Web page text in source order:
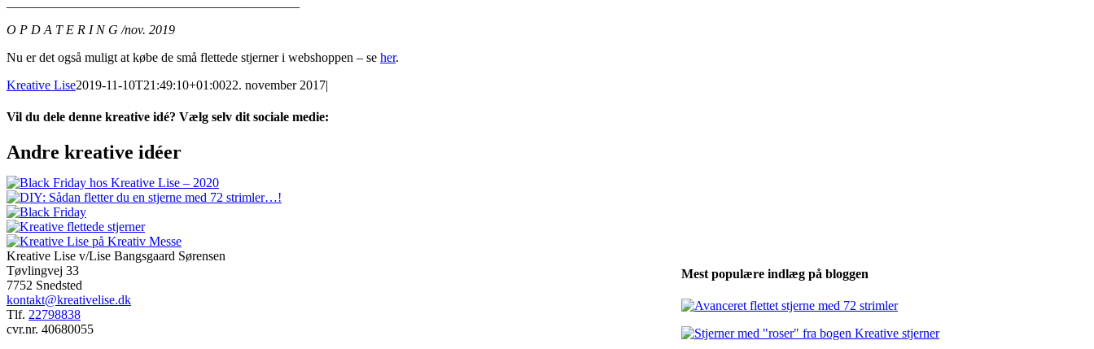
O P D A T E R I N G /nov. 2019
Nu er det også muligt at købe de små flettede stjerner i webshoppen – se her.
Kreative Lise2019-11-10T21:49:10+01:0022. november 2017|
Vil du dele denne kreative idé? Vælg selv dit sociale medie:
Facebook
X
Reddit
LinkedIn
WhatsApp
Tumblr
Pinterest
Vk
E-
mail
Andre kreative idéer
Mest populære indlæg på bloggen
Kreative Lise v/Lise Bangsgaard Sørensen
Tøvlingvej 33
7752 Snedsted
kontakt@kreativelise.dk
Tlf. 22798838
cvr.nr. 40680055